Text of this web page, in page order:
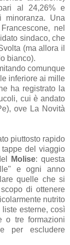
al 24,26% e
Una
nel
sindaco, che
(ma allora il
bianco).
comunque
inferiore ai mille
ha registrato la
cui è andato
ove La Novità
piuttosto rapido
del viaggio
Molise: questa
e ogni anno
quelle che si
di ottenere
nutrito
esterne, così
o tre formazioni
per escludere